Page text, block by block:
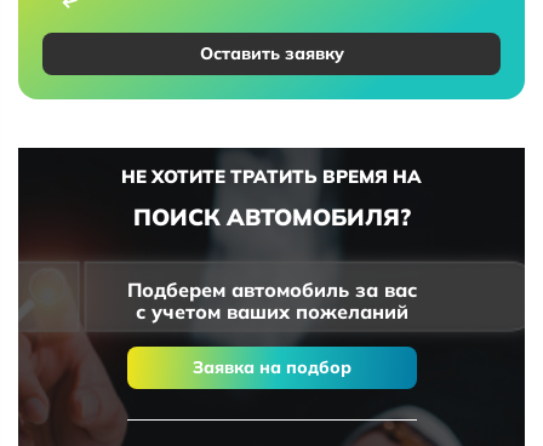
Оставить заявку
НЕ ХОТИТЕ ТРАТИТЬ ВРЕМЯ НА
ПОИСК АВТОМОБИЛЯ?
Подберем автомобиль за вас
с учетом ваших пожеланий
Заявка на подбор